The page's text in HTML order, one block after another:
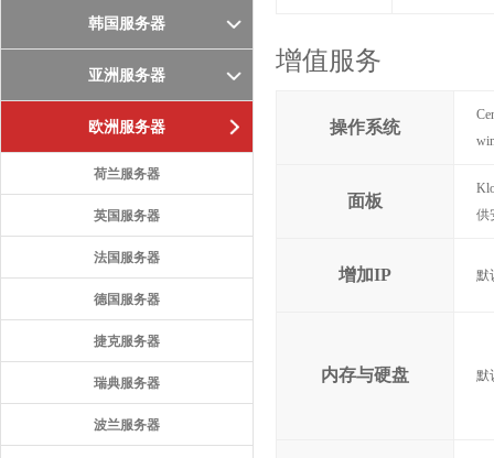
韩国服务器
亚洲服务器
欧洲服务器
荷兰服务器
英国服务器
法国服务器
德国服务器
捷克服务器
瑞典服务器
波兰服务器
增值服务
操作系统
面板
供
增加IP 默
内存与硬盘 默